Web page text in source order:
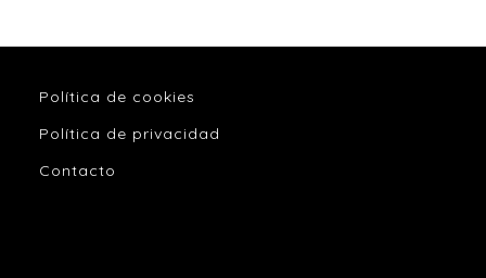
Política de cookies
Política de privacidad
Contacto